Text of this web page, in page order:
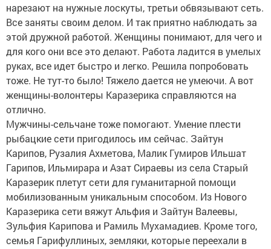
нарезают на нужные лоскуты, третьи обвязывают сеть.
Все заняты своим делом. И так приятно наблюдать за
этой дружной работой. Женщины понимают, для чего и
для кого они все это делают. Работа ладится в умелых
руках, все идет быстро и легко. Решила попробовать
тоже. Не тут-то было! Тяжело дается не умеючи. А вот
женщины-волонтеры Каразерика справляются на
отлично.
Мужчины-сельчане тоже помогают. Умение плести
рыбацкие сети пригодилось им сейчас. Зайтун
Карипов, Рузалия Ахметова, Малик Гумиров Ильшат
Гарипов, Ильмирара и Азат Сираевы из села Старый
Каразерик плетут сети для гуманитарной помощи
мобилизованным уникальным способом. Из Нового
Каразерика сети вяжут Альфия и Зайтун Валеевы,
Зульфия Карипова и Рамиль Мухамадиев. Кроме того,
семья Гарифуллиных, земляки, которые переехали в